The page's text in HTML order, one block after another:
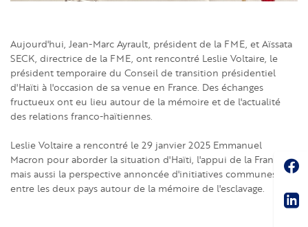
Aujourd'hui, Jean-Marc Ayrault, président de la FME, et Aïssata
SECK, directrice de la FME, ont rencontré Leslie Voltaire, le
président temporaire du Conseil de transition présidentiel
d'Haïti à l'occasion de sa venue en France. Des échanges
fructueux ont eu lieu autour de la mémoire et de l'actualité
des relations franco-haïtiennes.
Leslie Voltaire a rencontré le 29 janvier 2025 Emmanuel
Macron pour aborder la situation d'Haïti, l'appui de la France,
mais aussi la perspective annoncée d'initiatives communes
entre les deux pays autour de la mémoire de l'esclavage.